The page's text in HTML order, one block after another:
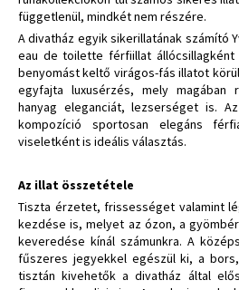
függetlenül, mindkét nem részére.
A divatház egyik sikerillatának számító
eau de toilette férfiillat állócsillagként
benyomást keltő virágos-fás illatot
egyfajta luxusérzés, mely magában
hanyag eleganciát, lezserséget is.
kompozíció sportosan elegáns
viseletként is ideális választás.
Az illat összetétele
Tiszta érzetet, frissességet valamint
kezdése is, melyet az ózon, a
keveredése kínál számunkra. A
fűszeres jegyekkel egészül ki, a
tisztán kivehetők a divatház által